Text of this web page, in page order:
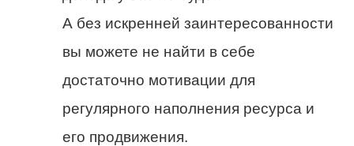
А без искренней заинтересованности
вы можете не найти в себе
достаточно мотивации для
регулярного наполнения ресурса и
его продвижения.